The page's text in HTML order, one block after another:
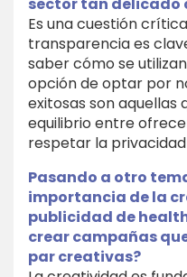
sector tan delicado
Es una cuestión
transparencia es
saber cómo se
opción de optar por
exitosas son
equilibrio entre
respetar la privacidad
Pasando a otro
importancia de la
publicidad de
crear campañas
par creativas?